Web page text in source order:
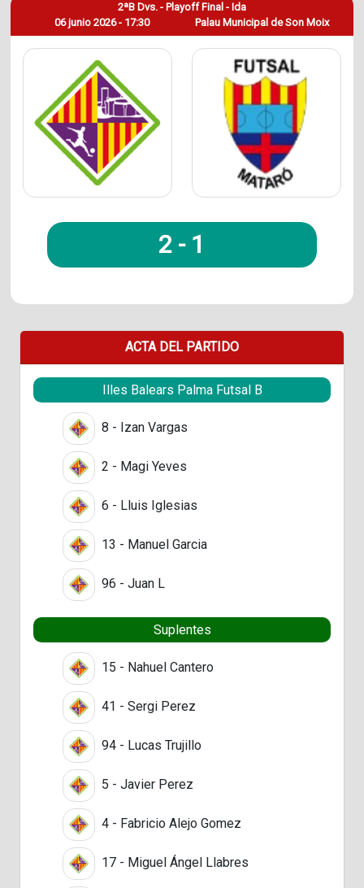
06 junio 2026 - 17:30
2ªB Dvs. - Playoff Final - Ida
Palau Municipal de Son Moix
2 - 1
ACTA DEL PARTIDO
Illes Balears Palma Futsal B
8 - Izan Vargas
2 - Magi Yeves
6 - Lluis Iglesias
13 - Manuel Garcia
96 - Juan L
Suplentes
15 - Nahuel Cantero
41 - Sergi Perez
94 - Lucas Trujillo
5 - Javier Perez
4 - Fabricio Alejo Gomez
17 - Miguel Ángel Llabres